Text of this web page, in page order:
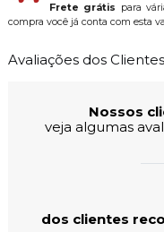
Frete grátis para
compra você já conta com esta
Avaliações dos Clientes
Nossos
veja algumas
dos clientes